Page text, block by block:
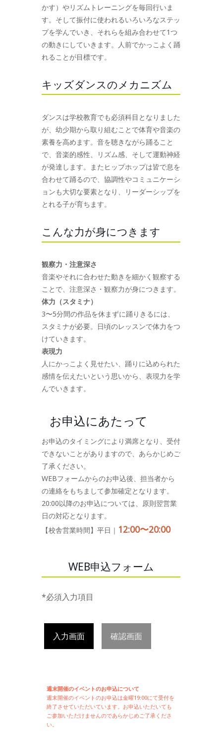
かす）やリズムトレーニングを毎回行いま
す。そして振付に使われるいろいろなステッ
プを学んでいき、それらを組み合わせて1つ
の動きにしていきます。人前でかっこよく踊
れることが目標です。
キッズダンスのメカニズム
ダンスは学校教育でも必須科目となりました
が、幼少期から取り組むことで体育や音楽の
素養を高めます。音を聴きながら踊ること
で、音楽的感性、リズム感、そして運動神経
が発達します。またヒップホップは皆で息を
合わせて踊るので、協調性やコミュニケーシ
ョンも大切な要素となり、リーダーシップを
とれる子が育ちます。
こんな力が身につきます
観察力・注意深さ
音楽やそれに合わせた動きを細かく観察する
ことで、注意深さ・観察力が身につきます。
体力（スタミナ）
3〜5分間の作品を休まずに踊りきるには、
スタミナが必要。日頃のレッスンで体力をつ
けていきます。
表現力
人にかっこよく見せたい、踊りに込められた
感情を伝えたいという思いから、表現力を学
んでいきます。
お申込にあたって
お申込のタイミングにより満席となり、受付
できないことがありますので、あらかじめご
了承ください。
WEBフォームからのお申込後、担当者から
の連絡をもちまして参加確定となります。
20:00以降のお申込については、原則翌営業
日の対応となります。
【校舎営業時間】平日｜ 12:00〜20:00
WEB申込フォーム
*必須入力項目
入力画面 確認画面
週末開催のイベントのお申込について
週末開催のイベントのお申込は金曜19:00にて受付を
終了させていただいています。お申込いただいても
ご参加いただけませんのであらかじめご了承くださ
い。